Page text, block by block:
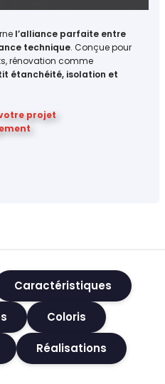
l’alliance parfaite entre
technique. Conçue pour
rénovation comme
étanchéité, isolation et
projet
Caractéristiques
Coloris
Réalisations